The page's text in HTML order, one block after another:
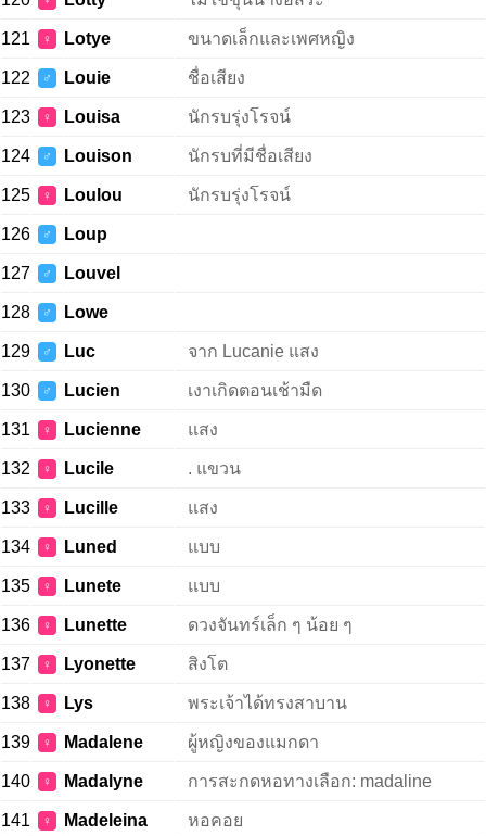
121 ♀ Lotye ขนาดเล็กและเพศหญิง
122 ♂ Louie ชื่อเสียง
123 ♀ Louisa นักรบรุ่งโรจน์
124 ♂ Louison นักรบที่มีชื่อเสียง
125 ♀ Loulou นักรบรุ่งโรจน์
126 ♂ Loup
127 ♂ Louvel
128 ♂ Lowe
129 ♂ Luc จาก Lucanie แสง
130 ♂ Lucien เงาเกิดตอนเช้ามืด
131 ♀ Lucienne แสง
132 ♀ Lucile . แขวน
133 ♀ Lucille แสง
134 ♀ Luned แบบ
135 ♀ Lunete แบบ
136 ♀ Lunette ดวงจันทร์เล็ก ๆ น้อย ๆ
137 ♀ Lyonette สิงโต
138 ♀ Lys พระเจ้าได้ทรงสาบาน
139 ♀ Madalene ผู้หญิงของแมกดา
140 ♀ Madalyne การสะกดหอทางเลือก: madaline
141 ♀ Madeleina หอคอย